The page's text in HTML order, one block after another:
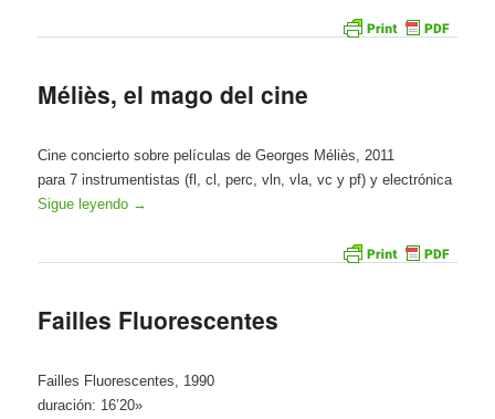
Méliès, el mago del cine
Cine concierto sobre películas de Georges Méliès, 2011
para 7 instrumentistas (fl, cl, perc, vln, vla, vc y pf) y electrónica
Sigue leyendo →
Failles Fluorescentes
Failles Fluorescentes, 1990
duración: 16’20»